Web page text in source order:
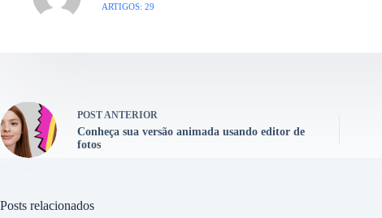
ARTIGOS: 29
POSTANTERIOR
Conheça sua versão animada usando editor de
fotos
Posts relacionados